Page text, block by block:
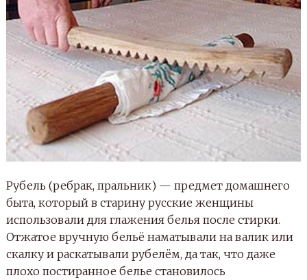
Рубель (ребрак, пральник) — предмет домашнего
быта, который в старину русские женщины
использовали для глажения белья после стирки.
Отжатое вручную бельё наматывали на валик или
скалку и раскатывали рубелём, да так, что даже
плохо постиранное белье становилось